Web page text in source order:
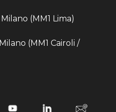
(MM1 Lima)
(MM1 Cairoli /